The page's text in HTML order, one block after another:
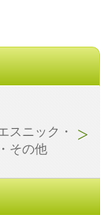
スニック・
その他